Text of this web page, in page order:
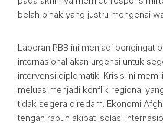
belah pihak yang justru mengenai
Laporan PBB ini menjadi pengingat
internasional akan urgensi untuk
intervensi diplomatik. Krisis ini
meluas menjadi konflik regional
tidak segera diredam. Ekonomi
tengah rapuh akibat isolasi